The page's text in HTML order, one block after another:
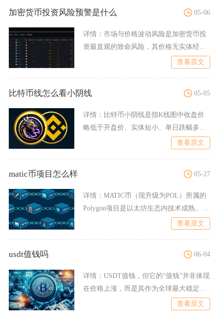
加密货币投资风险预警是什么 05-06
详情： 市场与价格波动风险是加密货币投
资最直观的致命风险，其价格无实体经济
查看原文
比特币线怎么看小阴线 05-05
详情： 比特币小阴线是指K线图中收盘价
略低于开盘价、实体短小、单日跌幅多在
查看原文
matic币项目怎么样 05-27
详情： MATIC币（现升级为POL）所属的
Polygon项目是以太坊生态内技术成熟、生
查看原文
usdt值钱吗 06-04
详情： USDT值钱，但它的“值钱”并非体现
在价格上涨，而是其作为全球最大稳定
查看原文